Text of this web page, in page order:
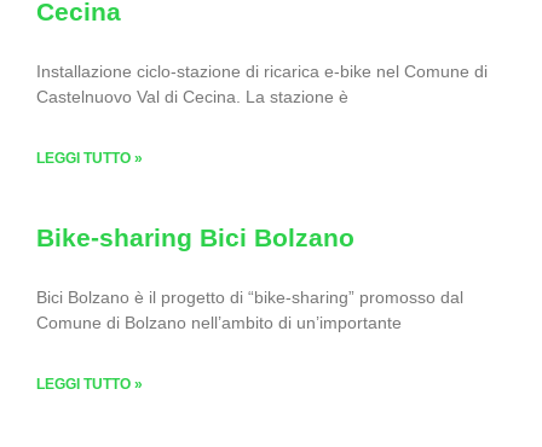
Cecina
Installazione ciclo-stazione di ricarica e-bike nel Comune di
Castelnuovo Val di Cecina. La stazione è
LEGGI TUTTO »
Bike-sharing Bici Bolzano
Bici Bolzano è il progetto di “bike-sharing” promosso dal
Comune di Bolzano nell’ambito di un’importante
LEGGI TUTTO »